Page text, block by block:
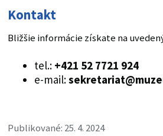
Kontakt
Bližšie informácie získate na
tel.: +421 52 7721 924
e-mail:
Publikované: 25. 4. 2024